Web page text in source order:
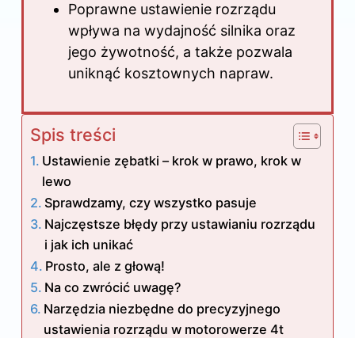
Poprawne ustawienie rozrządu
wpływa na wydajność silnika oraz
jego żywotność, a także pozwala
uniknąć kosztownych napraw.
Spis treści
Ustawienie zębatki – krok w prawo, krok w
lewo
Sprawdzamy, czy wszystko pasuje
Najczęstsze błędy przy ustawianiu rozrządu
i jak ich unikać
Prosto, ale z głową!
Na co zwrócić uwagę?
Narzędzia niezbędne do precyzyjnego
ustawienia rozrządu w motorowerze 4t